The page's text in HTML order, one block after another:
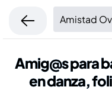
Amistad
Amig@s para
en danza,